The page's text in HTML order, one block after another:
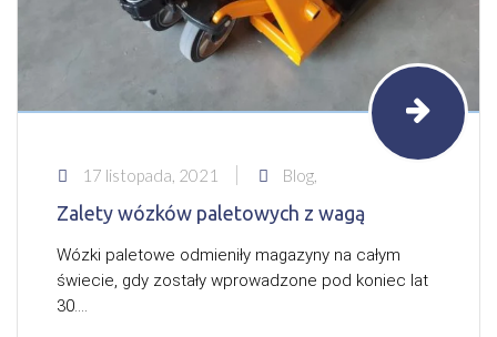
17 listopada, 2021 Blog,
Zalety wózków paletowych z wagą
Wózki paletowe odmieniły magazyny na całym
świecie, gdy zostały wprowadzone pod koniec lat
30....